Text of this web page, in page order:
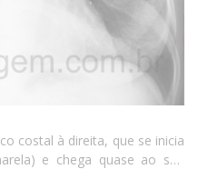
costal à direita, que se inicia
e chega quase ao seu